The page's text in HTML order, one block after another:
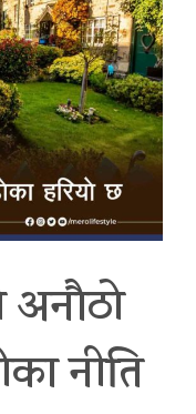
अनौठो
नीति